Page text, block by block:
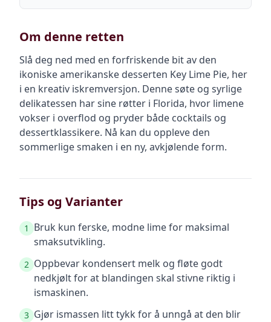
Om denne retten
Slå deg ned med en forfriskende bit av den
ikoniske amerikanske desserten Key Lime Pie, her
i en kreativ iskremversjon. Denne søte og syrlige
delikatessen har sine røtter i Florida, hvor limene
vokser i overflod og pryder både cocktails og
dessertklassikere. Nå kan du oppleve den
sommerlige smaken i en ny, avkjølende form.
Tips og Varianter
1
Bruk kun ferske, modne lime for maksimal
smaksutvikling.
2 Oppbevar kondensert melk og fløte godt
nedkjølt for at blandingen skal stivne riktig i
ismaskinen.
3 Gjør ismassen litt tykk for å unngå at den blir